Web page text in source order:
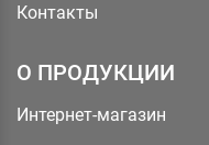
Контакты
О ПРОДУКЦИИ
Интернет-магазин